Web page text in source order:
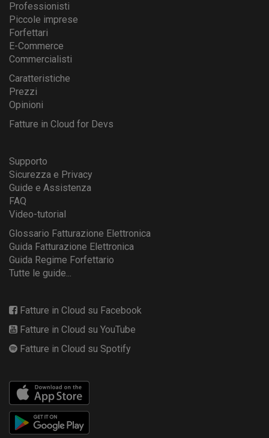
Professionisti
Piccole imprese
Forfettari
E-Commerce
Commercialisti
Caratteristiche
Prezzi
Opinioni
Fatture in Cloud for Devs
Supporto
Sicurezza e Privacy
Guide e Assistenza
FAQ
Video-tutorial
Glossario Fatturazione Elettronica
Guida Fatturazione Elettronica
Guida Regime Forfettario
Tutte le guide...
Fatture in Cloud su Facebook
Fatture in Cloud su YouTube
Fatture in Cloud su Spotify